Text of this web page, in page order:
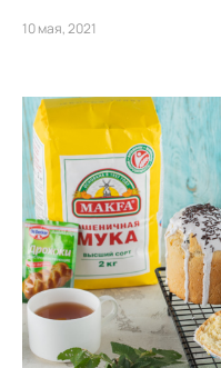
10 мая, 2021